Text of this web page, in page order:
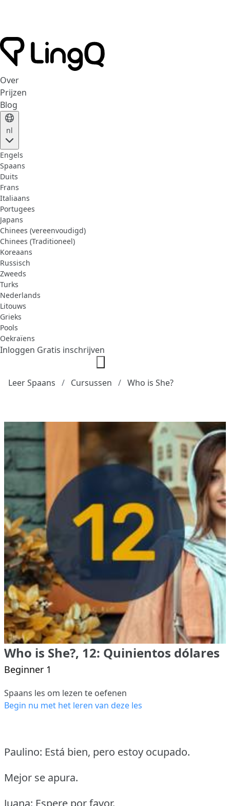
Over
Prijzen
Blog
nl
Engels
Spaans
Duits
Frans
Italiaans
Portugees
Japans
Chinees (vereenvoudigd)
Chinees (Traditioneel)
Koreaans
Russisch
Zweeds
Turks
Nederlands
Litouws
Grieks
Pools
Oekraïens
Inloggen Gratis inschrijven
Leer Spaans Cursussen Who is She?
Who is She?, 12: Quinientos dólares
Beginner 1
Spaans les om lezen te oefenen
Begin nu met het leren van deze les
Paulino: Está bien, pero estoy ocupado.
Mejor se apura.
Juana: Espere por favor.